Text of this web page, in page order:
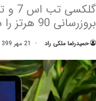
بروزرسانی 90 هرتز را دارند
حمیدرضا ملکی راد 21 مهر 1399